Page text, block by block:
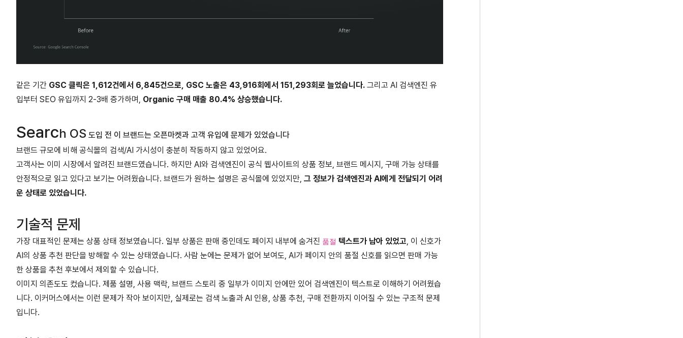
같은 기간 GSC 클릭은 1,612건에서 6,845건으로, GSC 노출은 43,916회에서 151,293회로 늘었습니다. 그리고 AI 검색엔진 유
입부터 SEO 유입까지 2-3배 증가하며, Organic 구매 매출 80.4% 상승했습니다.
Search OS 도입 전 이 브랜드는 오픈마켓과 고객 유입에 문제가 있었습니다
브랜드 규모에 비해 공식몰의 검색/AI 가시성이 충분히 작동하지 않고 있었어요.
고객사는 이미 시장에서 알려진 브랜드였습니다. 하지만 AI와 검색엔진이 공식 웹사이트의 상품 정보, 브랜드 메시지, 구매 가능 상태를
안정적으로 읽고 있다고 보기는 어려웠습니다. 브랜드가 원하는 설명은 공식몰에 있었지만, 그 정보가 검색엔진과 AI에게 전달되기 어려
운 상태로 있었습니다.
기술적 문제
가장 대표적인 문제는 상품 상태 정보였습니다. 일부 상품은 판매 중인데도 페이지 내부에 숨겨진 품절 텍스트가 남아 있었고 , 이 신호가
AI의 상품 추천 판단을 방해할 수 있는 상태였습니다. 사람 눈에는 문제가 없어 보여도, AI가 페이지 안의 품절 신호를 읽으면 판매 가능
한 상품을 추천 후보에서 제외할 수 있습니다.
이미지 의존도도 컸습니다. 제품 설명, 사용 맥락, 브랜드 스토리 중 일부가 이미지 안에만 있어 검색엔진이 텍스트로 이해하기 어려웠습
니다. 이커머스에서는 이런 문제가 작아 보이지만, 실제로는 검색 노출과 AI 인용, 상품 추천, 구매 전환까지 이어질 수 있는 구조적 문제
입니다.